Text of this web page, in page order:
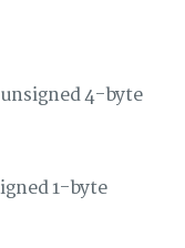
4-byte
1-byte